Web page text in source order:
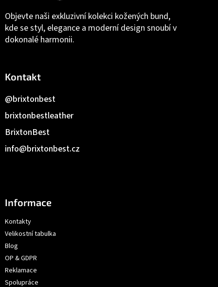
Objevte naši exkluzivní kolekci kožených bund,
kde se styl, elegance a moderní design snoubí v
dokonalé harmonii.
Kontakt
info@brixtonbest.cz
BrixtonBest
brixtonbestleather
@brixtonbest
Informace
Kontakty
Velikostní tabulka
Blog
OP & GDPR
Reklamace
Spolupráce